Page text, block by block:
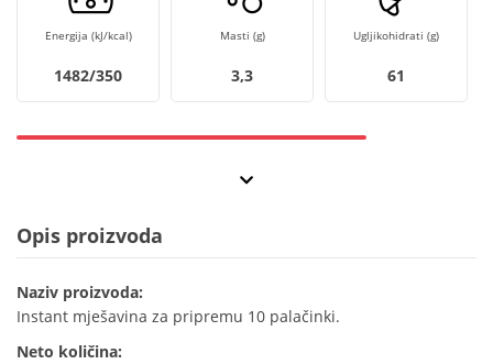
Energija (kJ/kcal)
1482/350
Masti (g)
3,3
Ugljikohidrati (g)
61
Opis proizvoda
Naziv proizvoda:
Instant mješavina za pripremu 10 palačinki.
Neto količina: